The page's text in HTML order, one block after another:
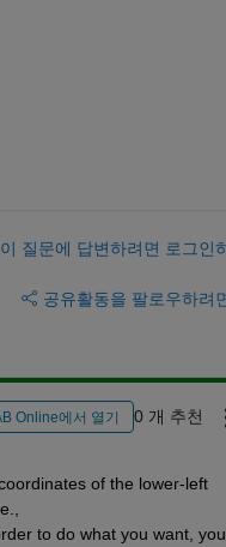
이 질문에 답변하려면 로그인
공유활동을 팔로우하려
Online에서 열기 0 개 추천
of the lower-left
to do what you want, you